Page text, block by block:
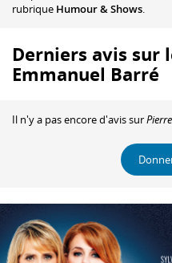
rubrique Humour & Shows.
Derniers avis sur
Emmanuel Barré
Il n'y a pas encore d'avis sur